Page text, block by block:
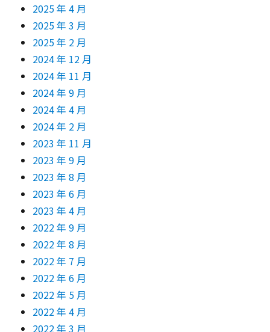
2025 年 4 月
2025 年 3 月
2025 年 2 月
2024 年 12 月
2024 年 11 月
2024 年 9 月
2024 年 4 月
2024 年 2 月
2023 年 11 月
2023 年 9 月
2023 年 8 月
2023 年 6 月
2023 年 4 月
2022 年 9 月
2022 年 8 月
2022 年 7 月
2022 年 6 月
2022 年 5 月
2022 年 4 月
2022 年 3 月